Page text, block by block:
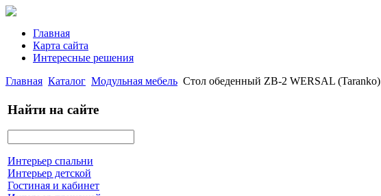
Главная
Карта сайта
Интересные решения
Главная Каталог Модульная мебель Стол обеденный ZB-2 WERSAL (Taranko)
Найти на сайте
Интерьер спальни
Интерьер детской
Гостиная и кабинет